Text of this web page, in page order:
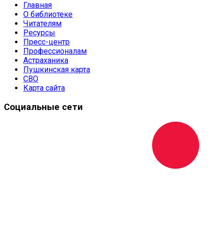
Главная
О библиотеке
Читателям
Ресурсы
Пресс-центр
Профессионалам
Астраханика
Пушкинская карта
СВО
Карта сайта
Социальные сети